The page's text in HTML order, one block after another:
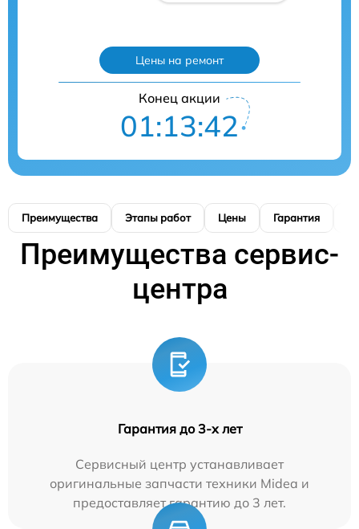
Цены на ремонт
Конец акции
01:13:40
Преимущества Этапы работ Цены Гарантия
Преимущества сервис-
центра
Гарантия до 3-х лет
Сервисный центр устанавливает
оригинальные запчасти техники Midea и
предоставляет гарантию до 3 лет.